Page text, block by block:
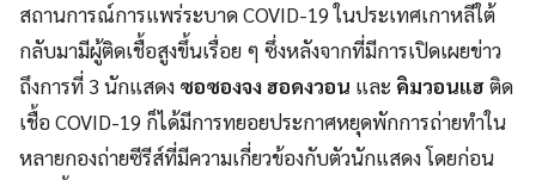
สถานการณ์การแพร่ระบาด COVID-19 ในประเทศเกาหลีใต้
กลับมามีผู้ติดเชื้อสูงขึ้นเรื่อย ๆ ซึ่งหลังจากที่มีการเปิดเผยข่าว
ถึงการที่ 3 นักแสดง ซอซองจง ฮอดงวอน และ คิมวอนแฮติด
เชื้อ COVID-19 ก็ได้มีการทยอยประกาศหยุดพักการถ่ายทำใน
หลายกองถ่ายซีรีส์ที่มีความเกี่ยวข้องกับตัวนักแสดง โดยก่อน